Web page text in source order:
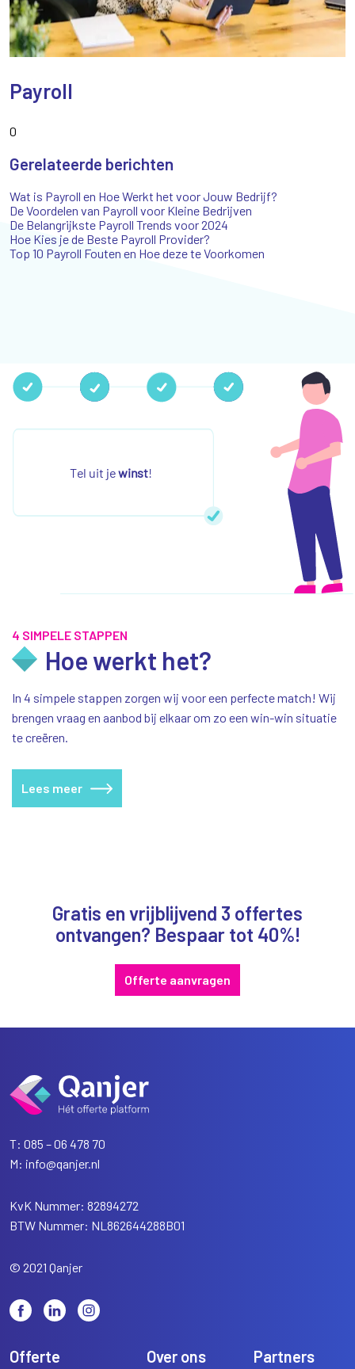
Payroll
0
Gerelateerde berichten
Wat is Payroll en Hoe Werkt het voor Jouw Bedrijf?
De Voordelen van Payroll voor Kleine Bedrijven
De Belangrijkste Payroll Trends voor 2024
Hoe Kies je de Beste Payroll Provider?
Top 10 Payroll Fouten en Hoe deze te Voorkomen
4 SIMPELE STAPPEN
Hoe werkt het?
In 4 simpele stappen zorgen wij voor een perfecte match! Wij
brengen vraag en aanbod bij elkaar om zo een win-win situatie
te creëren.
Lees meer
Gratis en vrijblijvend 3 offertes
ontvangen? Bespaar tot 40%!
Offerte aanvragen
T: 085 – 06 478 70
M: info@qanjer.nl
KvK Nummer: 82894272
BTW Nummer: NL862644288B01
© 2021 Qanjer
Offerte
Over ons Partners